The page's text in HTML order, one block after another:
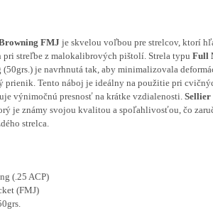
FMJ je skvelou voľbou pre strelcov, ktorí
streľbe z malokalibrových pištolí. Strela typu Full
(50grs.) je navrhnutá tak, aby minimalizovala
prienik. Tento náboj je ideálny na použitie pri
výnimočnú presnosť na krátke vzdialenosti.
je známy svojou kvalitou a spoľahlivosťou, čo
strelca.
(.25 ACP)
(FMJ)